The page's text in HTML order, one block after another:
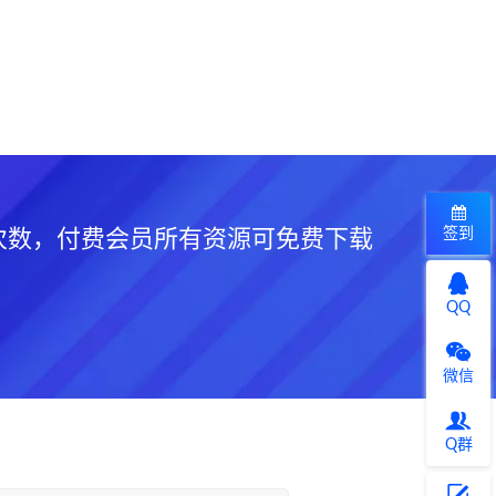
，付费会员所有资源可免费下载 签到
QQ
微信
Q群